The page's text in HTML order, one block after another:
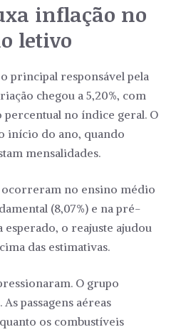
inflação no
letivo
principal responsável pela
chegou a 5,20%, com
percentual no índice geral. O
início do ano, quando
mensalidades.
ocorreram no ensino médio
(8,07%) e na pré-
esperado, o reajuste ajudou
das estimativas.
O grupo
As passagens aéreas
os combustíveis